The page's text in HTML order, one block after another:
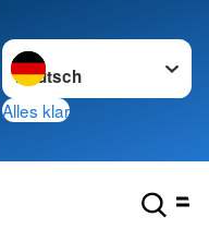
Sprache wechseln zu
Alles klar